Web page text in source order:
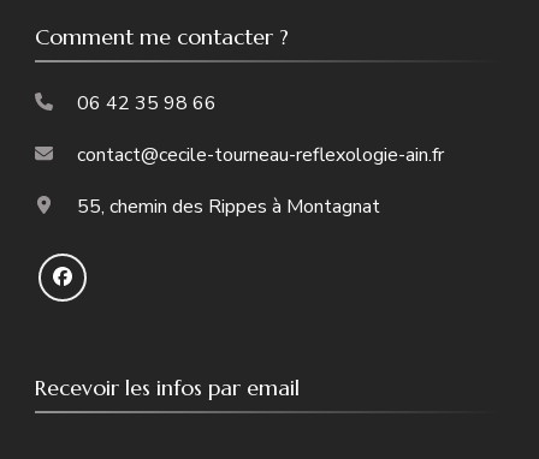
Comment me contacter ?
06 42 35 98 66
contact@cecile-tourneau-reflexologie-ain.fr
55, chemin des Rippes à Montagnat
Recevoir les infos par email